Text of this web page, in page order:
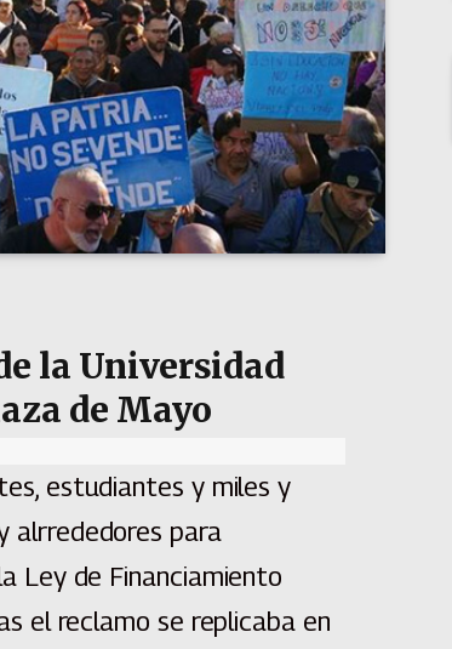
la Universidad
de Mayo
estudiantes y miles y
alrrededores para
Ley de Financiamiento
el reclamo se replicaba en